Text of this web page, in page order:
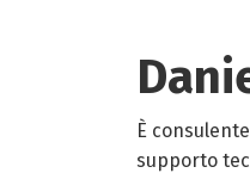
È
supporto